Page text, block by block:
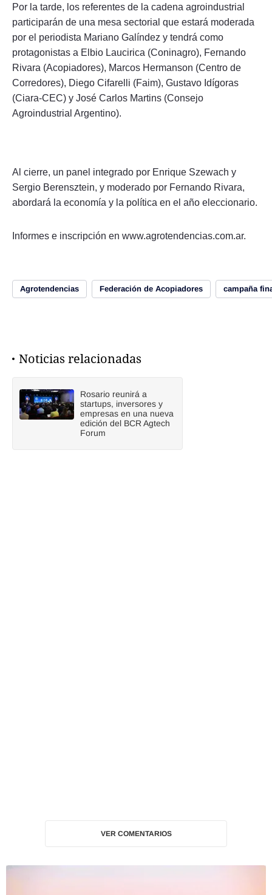
Por la tarde, los referentes de la cadena agroindustrial
participarán de una mesa sectorial que estará moderada
por el periodista Mariano Galíndez y tendrá como
protagonistas a Elbio Laucirica (Coninagro), Fernando
Rivara (Acopiadores), Marcos Hermanson (Centro de
Corredores), Diego Cifarelli (Faim), Gustavo Idígoras
(Ciara-CEC) y José Carlos Martins (Consejo
Agroindustrial Argentino).
Al cierre, un panel integrado por Enrique Szewach y
Sergio Berensztein, y moderado por Fernando Rivara,
abordará la economía y la política en el año eleccionario.
Informes e inscripción en www.agrotendencias.com.ar.
Agrotendencias Federación de Acopiadores campaña
Noticias relacionadas
Rosario reunirá a
startups, inversores y
empresas en una nueva
edición del BCR Agtech
Forum
VER COMENTARIOS